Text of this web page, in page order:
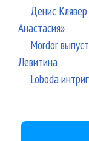
Денис
Анастасия»
Mordor
Левитина
Loboda